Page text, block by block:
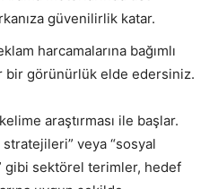
güvenilirlik katar.
harcamalarına bağımlı
bir görünürlük elde edersiniz.
araştırması ile başlar.
veya “sosyal
gibi sektörel terimler, hedef